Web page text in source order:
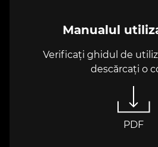
Manualul
Verificați ghidul de
descărcați o
PDF